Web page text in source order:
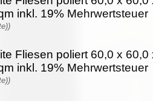
inkl. 19% Mehrwertsteuer
Fliesen poliert 60,0 x 60,0
inkl. 19% Mehrwertsteuer